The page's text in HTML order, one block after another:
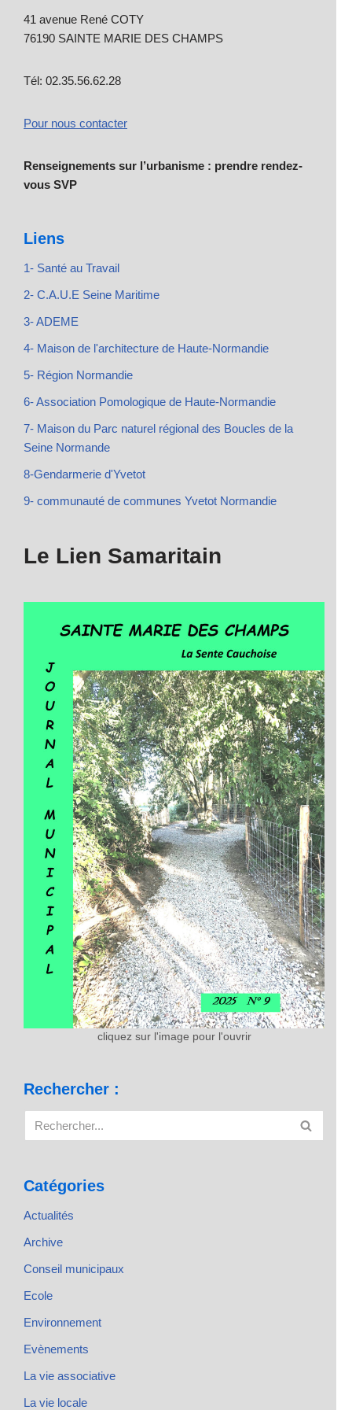
41 avenue René COTY
76190 SAINTE MARIE DES CHAMPS
Tél: 02.35.56.62.28
Pour nous contacter
Renseignements sur l’urbanisme : prendre rendez-
vous SVP
Liens
1- Santé au Travail
2- C.A.U.E Seine Maritime
3- ADEME
4- Maison de l'architecture de Haute-Normandie
5- Région Normandie
6- Association Pomologique de Haute-Normandie
7- Maison du Parc naturel régional des Boucles de la
Seine Normande
8-Gendarmerie d'Yvetot
9- communauté de communes Yvetot Normandie
Le Lien Samaritain
cliquez sur l'image pour l'ouvrir
Rechercher :
Catégories
Actualités
Archive
Conseil municipaux
Ecole
Environnement
Evènements
La vie associative
La vie locale